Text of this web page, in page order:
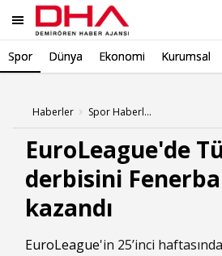
Spor Dünya Ekonomi Kurumsal
Haberler Spor Haberleri
EuroLeague'de
derbisini
kazandı
EuroLeague'in 25’inci